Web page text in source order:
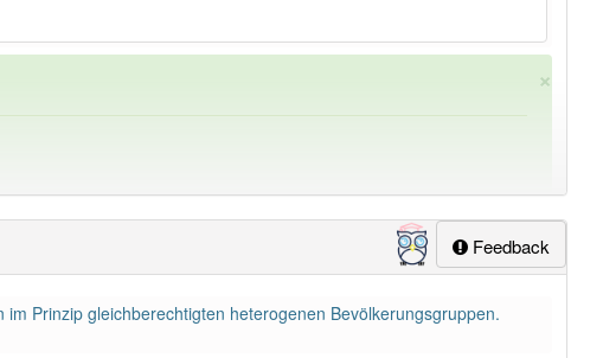
×
Feedback
Prinzip gleichberechtigten heterogenen Bevölkerungsgruppen.